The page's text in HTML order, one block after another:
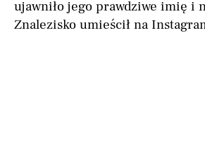
ujawniło jego prawdziwe imię i
Znalezisko umieścił na